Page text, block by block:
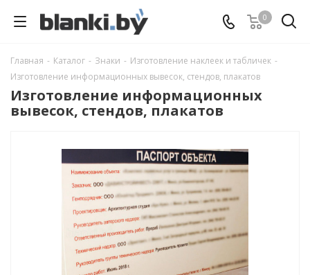
0
Главная - Каталог - Знаки - Изготовление наклеек и табличек -
Изготовление информационных вывесок, стендов, плакатов
Изготовление информационных
вывесок, стендов, плакатов